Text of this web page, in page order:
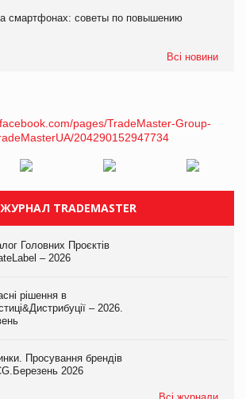
смартфонах: советы по повышению
Всі новини
ЖУРНАЛ TRADEMASTER
Головних Проєктів
– 2026
рішення в
– 2026.
Просування брендів
2026